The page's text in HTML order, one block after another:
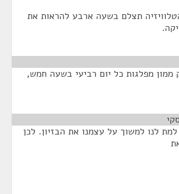
תצלם בשעה ארבע להראות את
ממון מפלגות כל יום רביעי בשעה חמש,
לנו למשוך על עצמנו את הבזיון. לכן